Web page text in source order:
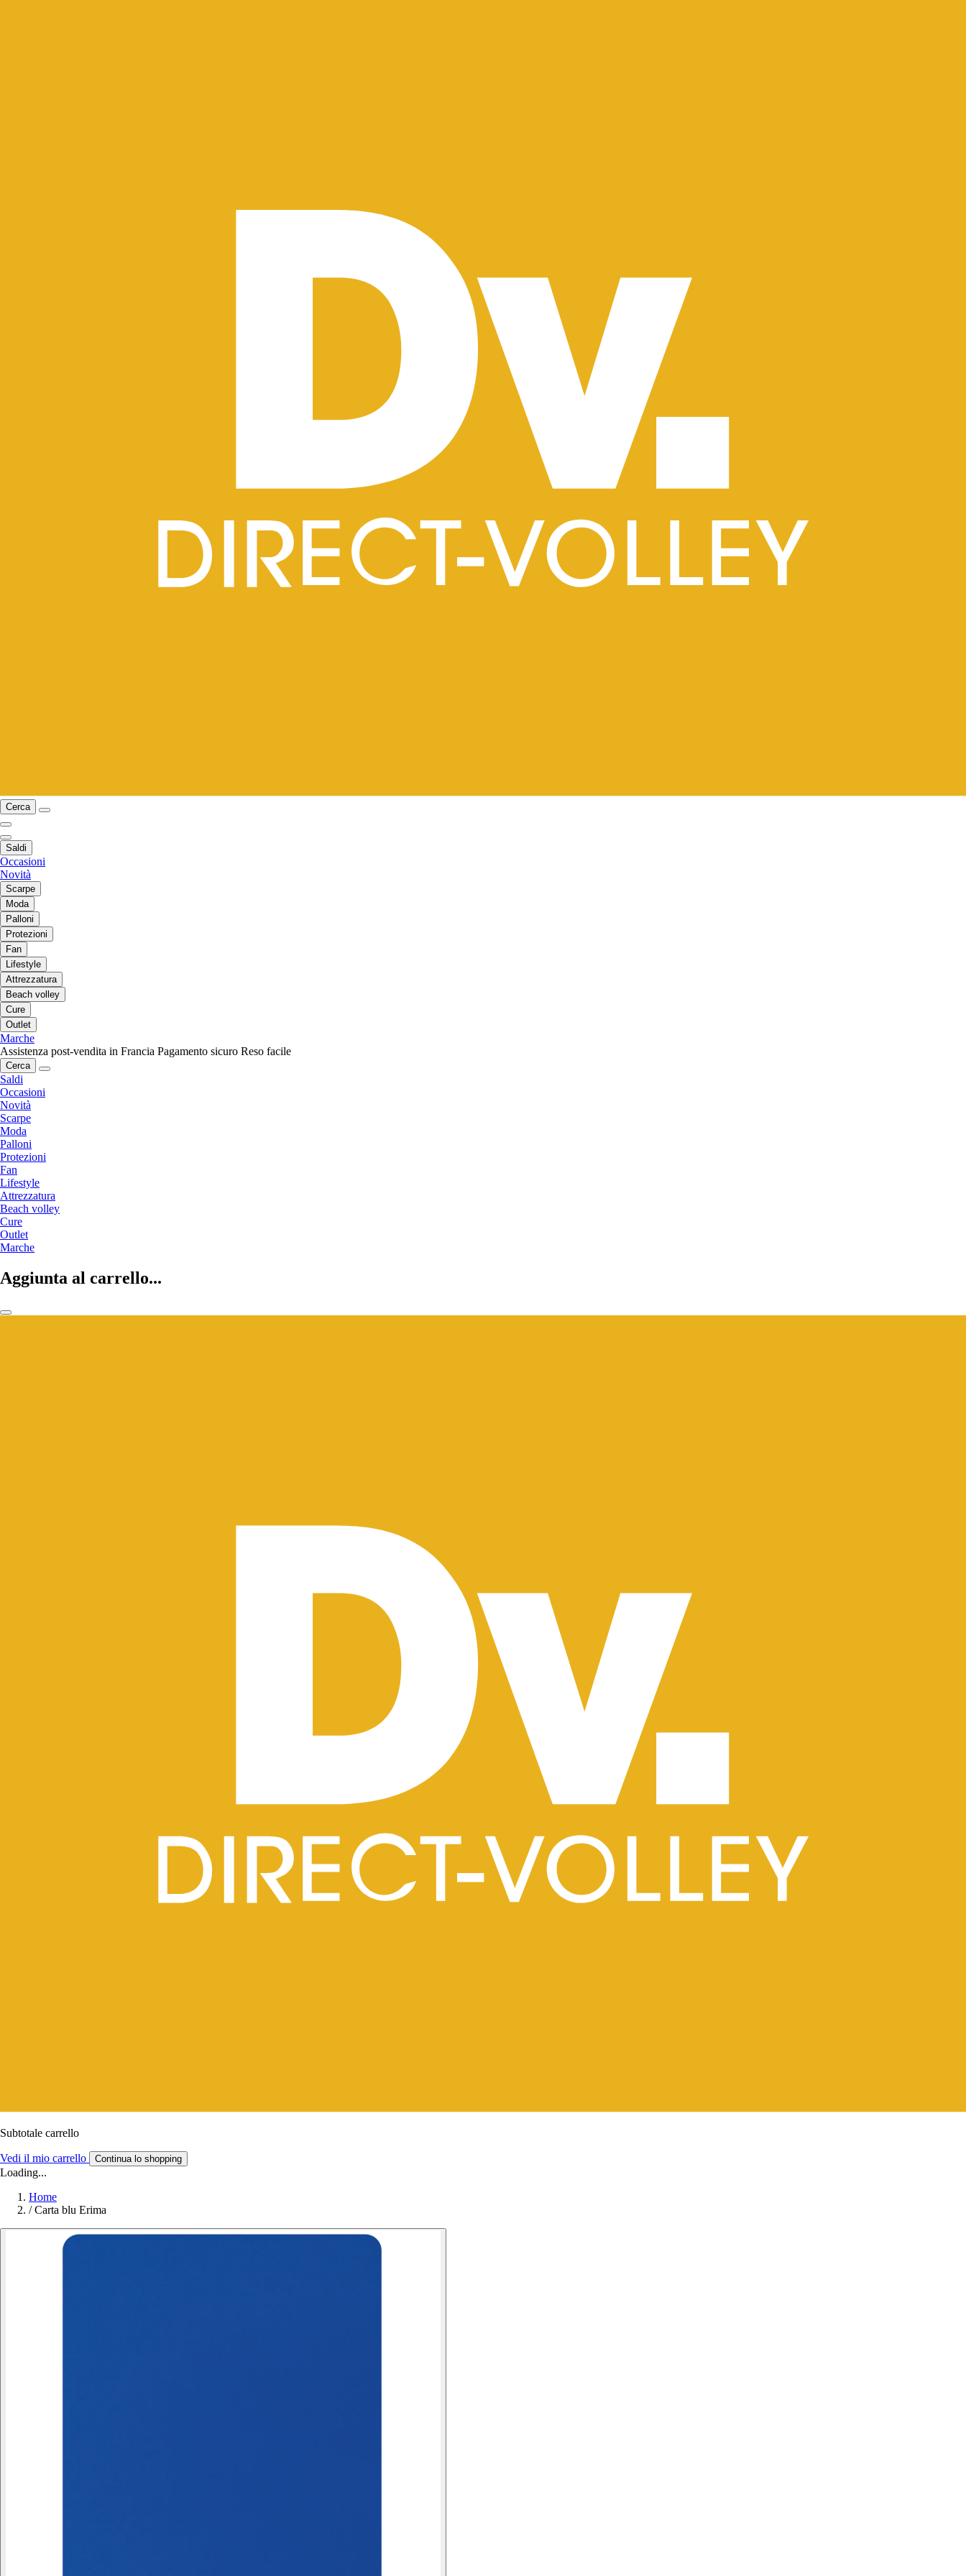
Cerca
Saldi
Occasioni
Novità
Scarpe
Moda
Palloni
Protezioni
Fan
Lifestyle
Attrezzatura
Beach volley
Cure
Outlet
Marche
Assistenza post-vendita in Francia Pagamento sicuro Reso facile
Cerca
Saldi
Occasioni
Novità
Scarpe
Moda
Palloni
Protezioni
Fan
Lifestyle
Attrezzatura
Beach volley
Cure
Outlet
Marche
Aggiunta al carrello...
Subtotale carrello
Vedi il mio carrello Continua lo shopping
Loading...
Home
/ Carta blu Erima